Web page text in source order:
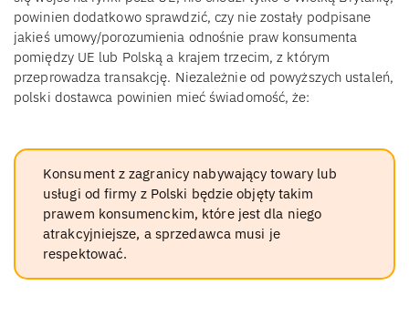
powinien dodatkowo sprawdzić, czy nie zostały podpisane
jakieś umowy/porozumienia odnośnie praw konsumenta
pomiędzy UE lub Polską a krajem trzecim, z którym
przeprowadza transakcję. Niezależnie od powyższych ustaleń,
polski dostawca powinien mieć świadomość, że:
Konsument z zagranicy nabywający towary lub
usługi od firmy z Polski będzie objęty takim
prawem konsumenckim, które jest dla niego
atrakcyjniejsze, a sprzedawca musi je
respektować.